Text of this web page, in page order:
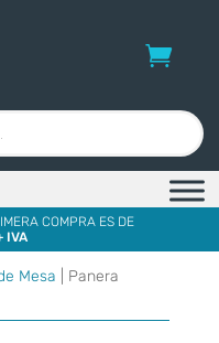
COMPRA ES DE
IVA
Mesa | Panera